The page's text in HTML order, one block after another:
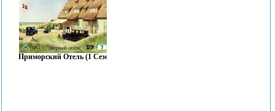
Приморский Отель (1 Сезон)